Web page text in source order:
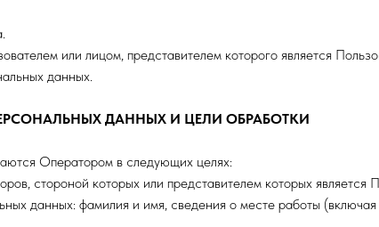
или лицом, представителем которого является
данных.
ДАННЫХ И ЦЕЛИ ОБРАБОТКИ
Оператором в следующих целях:
стороной которых или представителем которых является
данных: фамилия и имя, сведения о месте работы